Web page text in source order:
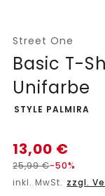
Street One
Basic T-
Unifarbe
-
STYLE PALMIRA
13,00 €
25,99€-50%
inkl. MwSt. zzgl.